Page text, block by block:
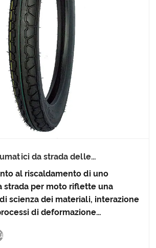
da strada delle
al riscaldamento di uno
strada per moto riflette una
scienza dei materiali, interazione
di deformazione
nel tempo. Le osservazioni